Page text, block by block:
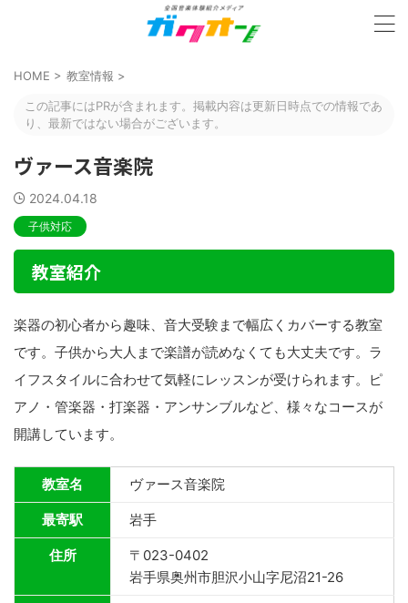
HOME > 教室情報 >
この記事にはPRが含まれます。掲載内容は更新日時点での情報であ
り、最新ではない場合がございます。
ヴァース音楽院
2024.04.18
子供対応
教室紹介
楽器の初心者から趣味、音大受験まで幅広くカバーする教室
です。子供から大人まで楽譜が読めなくても大丈夫です。ラ
イフスタイルに合わせて気軽にレッスンが受けられます。ピ
アノ・管楽器・打楽器・アンサンブルなど、様々なコースが
開講しています。
教室名 ヴァース音楽院
最寄駅 岩手
住所
〒023-0402
岩手県奥州市胆沢小山字尼沼21-26